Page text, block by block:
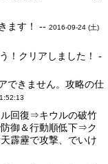
ます！ --2016-09-24 (土)
！クリアしました！ -
できません。攻略の仕
回復⇒キウルの破竹
御＆行動順低下⇒ク
霹靂で攻撃、でいけ